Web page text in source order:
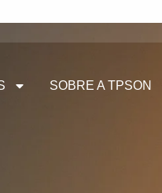
SOBRE A TPSON